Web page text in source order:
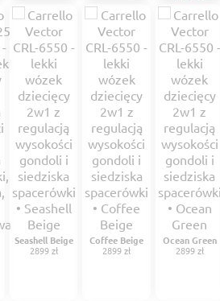
Seashell Beige
2899 zł
Coffee Beige
2899 zł
Ocean Green
2899 zł